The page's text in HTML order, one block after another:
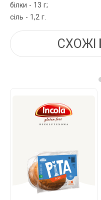
білки - 13 г;
сіль - 1,2 г.
СХОЖІ